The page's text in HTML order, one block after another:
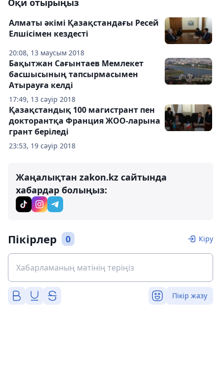
Оқи отырыңыз
20:08, 13 маусым 2018
Алматы әкімі Қазақстандағы Ресей
Елшісімен кездесті
17:49, 13 сәуір 2018
Бақытжан Сағынтаев Мемлекет
басшысының тапсырмасымен
Атырауға келді
23:53, 19 сәуір 2018
Қазақстандық 100 магистрант пен
докторантқа Франция ЖОО-ларына
грант беріледі
Жаңалықтан zakon.kz сайтында
хабардар болыңыз:
Пікірлер 0 Кіру
Пікір жазу